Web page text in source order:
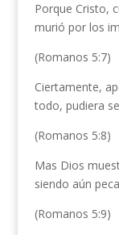
Porque Cristo,
murió por los
(Romanos 5:7)
Ciertamente,
todo, pudiera
(Romanos 5:8)
Mas Dios
siendo aún
(Romanos 5:9)